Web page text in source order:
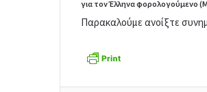
για τον Έλληνα φορολογούμενο
Παρακαλούμε ανοίξτε